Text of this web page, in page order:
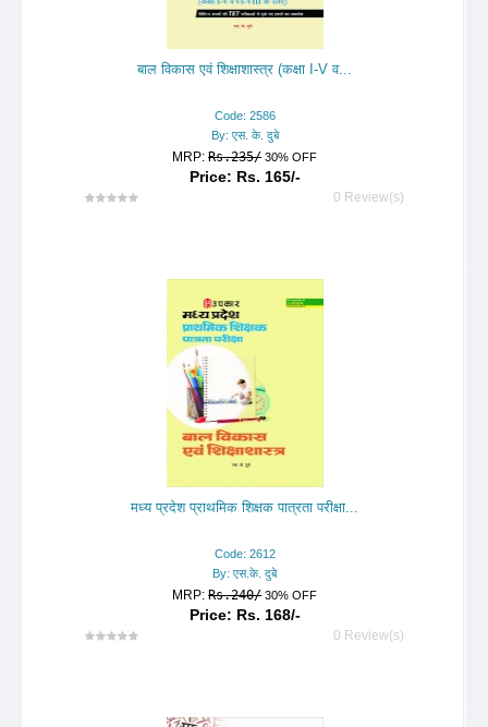
बाल विकास एवं शिक्षाशास्त्र (कक्षा I-V व...
Code: 2586
By: एस. के. दुबे
MRP:Rs.235/ 30% OFF
Price: Rs. 165/-
0 Review(s)
मध्य प्रदेश प्राथमिक शिक्षक पात्रता परीक्षा...
Code: 2612
By: एस.के. दुबे
MRP:Rs.240/ 30% OFF
Price: Rs. 168/-
0 Review(s)